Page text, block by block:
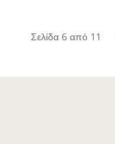
Σελίδα 6 από 11